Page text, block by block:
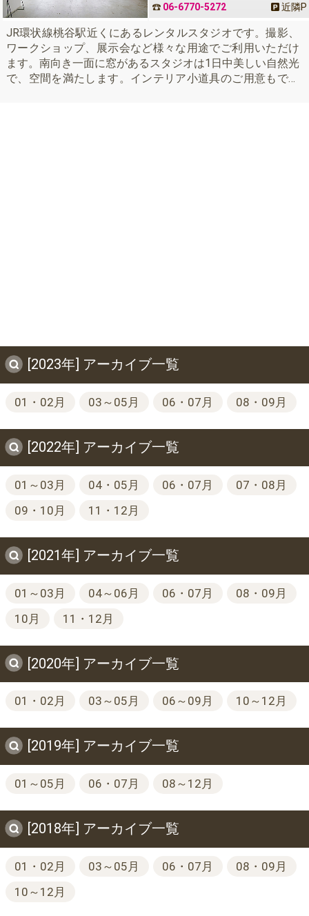
近隣P
06-6770-5272
JR環状線桃谷駅近くにあるレンタルスタジオです。撮影、
ワークショップ、展示会など様々な用途でご利用いただけ
ます。南向き一面に窓があるスタジオは1日中美しい自然光
で、空間を満たします。インテリア小道具のご用意もでき
[2023年] アーカイブ一覧
01・02月 03～05月 06・07月 08・09月
[2022年] アーカイブ一覧
01～03月 04・05月 06・07月
07・08月
09・10月
11・12月
[2021年] アーカイブ一覧
01～03月 04～06月 06・07月
08・09月
10月
11・12月
[2020年] アーカイブ一覧
01・02月 03～05月 06～09月 10～12月
[2019年] アーカイブ一覧
01～05月 06・07月 08～12月
[2018年] アーカイブ一覧
01・02月 03～05月 06・07月
08・09月
10～12月